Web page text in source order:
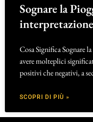
Sognare la
interpretazione
Cosa Significa Sognare
avere molteplici
positivi che negativi, a
SCOPRI DI PIÙ »